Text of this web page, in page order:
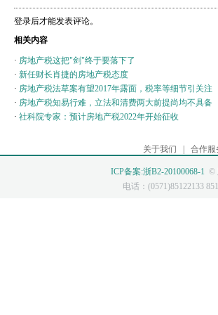
登录后才能发表评论。
相关内容
· 房地产税这把"剑"终于要落下了
· 新任财长肖捷的房地产税态度
· 房地产税法草案有望2017年露面，税率等细节引关注
· 房地产税知易行难，立法和清费两大前提尚均不具备
· 社科院专家：预计房地产税2022年开始征收
关于我们 合作服
ICP备案:浙B2-20100068-1 ©
电话：(0571)85122133